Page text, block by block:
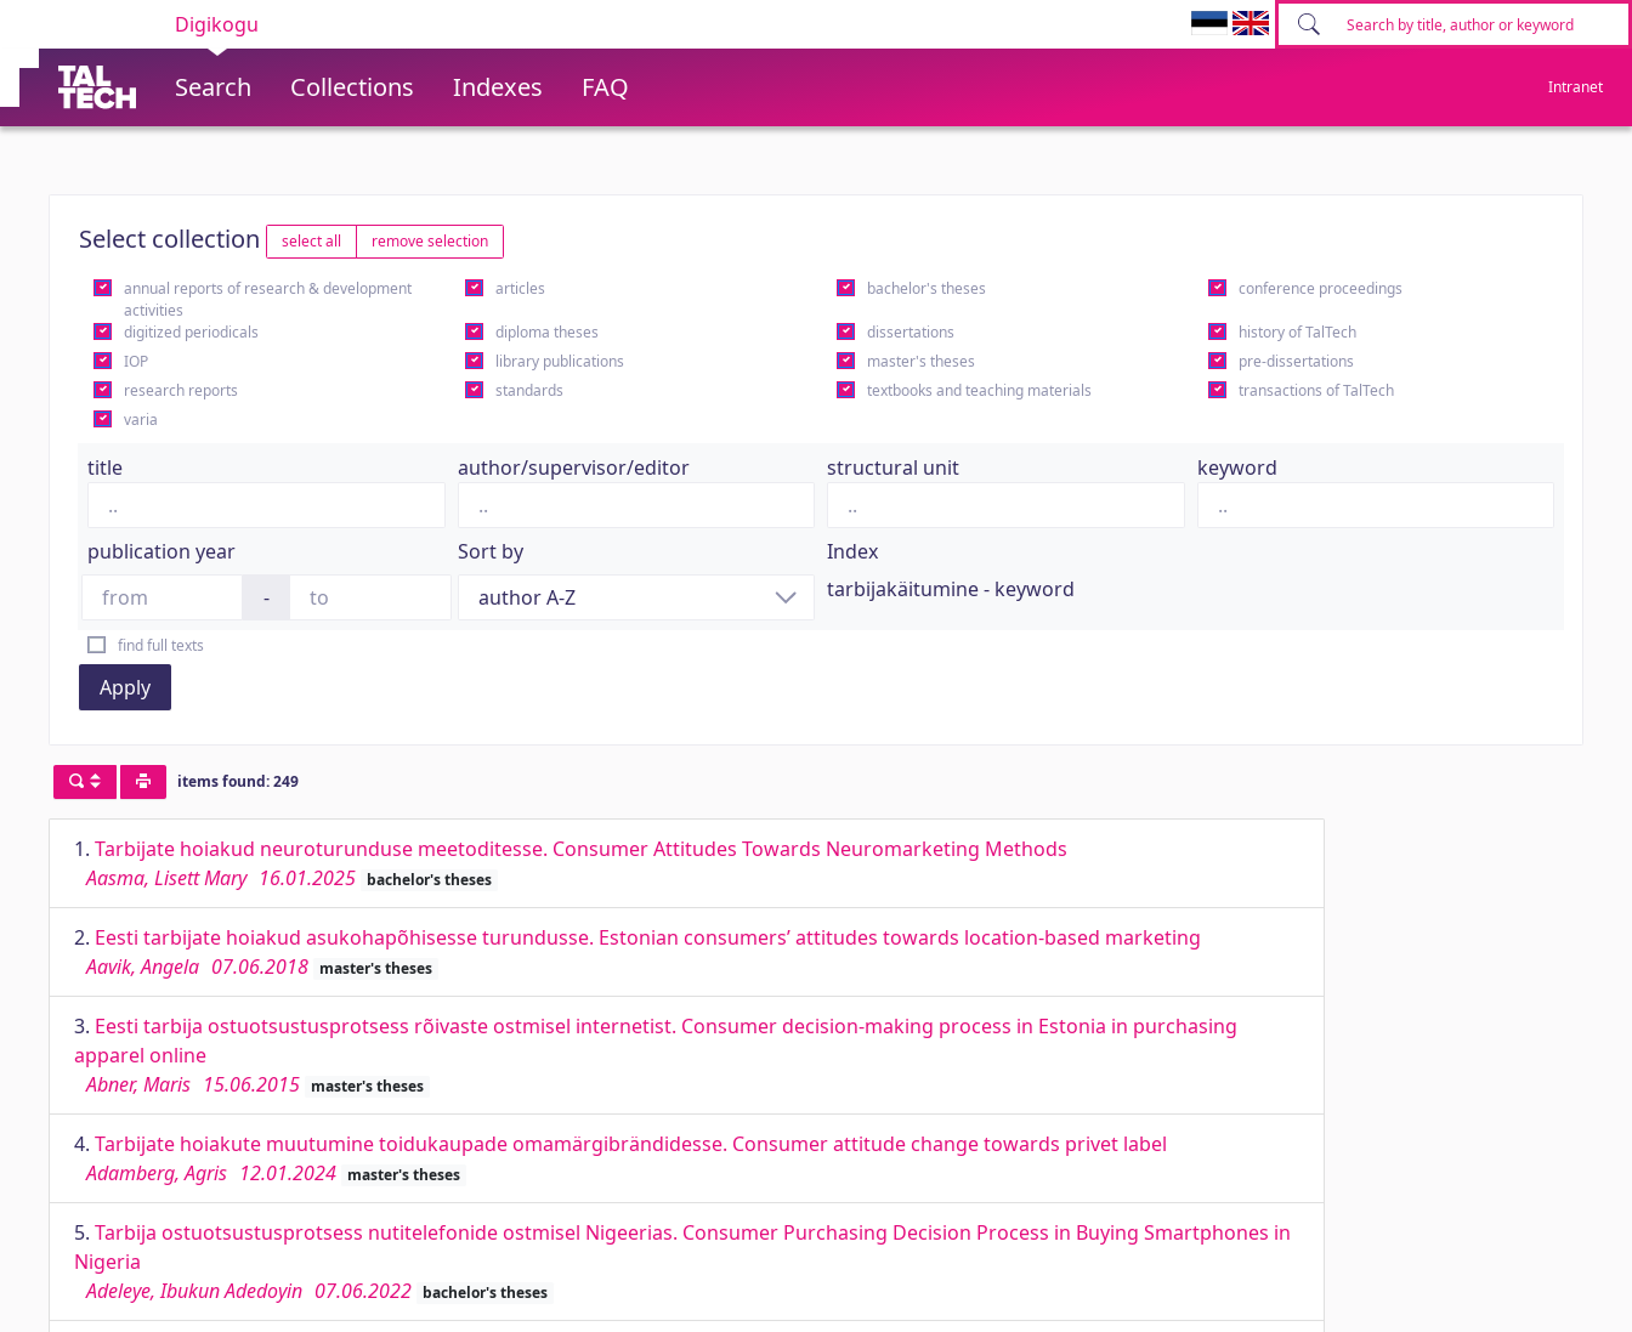
Digikogu
Search Collections Indexes FAQ Intranet
Select collection select all remove selection
annual reports of research & development
activities
articles bachelor's theses conference proceedings
digitized periodicals diploma theses dissertations
history of TalTech
IOP
library publications master's theses
pre-dissertations
research reports
standards textbooks and teaching materials
transactions of TalTech
varia
title author/supervisor/editor structural unit keyword
publication year
-
Sort by
Index
tarbijakäitumine - keyword
find full texts
Apply
items found: 249
1. Tarbijate hoiakud neuroturunduse meetoditesse. Consumer Attitudes Towards Neuromarketing Methods
Aasma, Lisett Mary 16.01.2025 bachelor's theses
2. Eesti tarbijate hoiakud asukohapõhisesse turundusse. Estonian consumers’ attitudes towards location-based marketing
Aavik, Angela 07.06.2018 master's theses
3. Eesti tarbija ostuotsustusprotsess rõivaste ostmisel internetist. Consumer decision-making process in Estonia in purchasing
apparel online
Abner, Maris 15.06.2015 master's theses
4. Tarbijate hoiakute muutumine toidukaupade omamärgibrändidesse. Consumer attitude change towards privet label
Adamberg, Agris 12.01.2024 master's theses
5. Tarbija ostuotsustusprotsess nutitelefonide ostmisel Nigeerias. Consumer Purchasing Decision Process in Buying Smartphones in
Nigeria
Adeleye, Ibukun Adedoyin 07.06.2022 bachelor's theses